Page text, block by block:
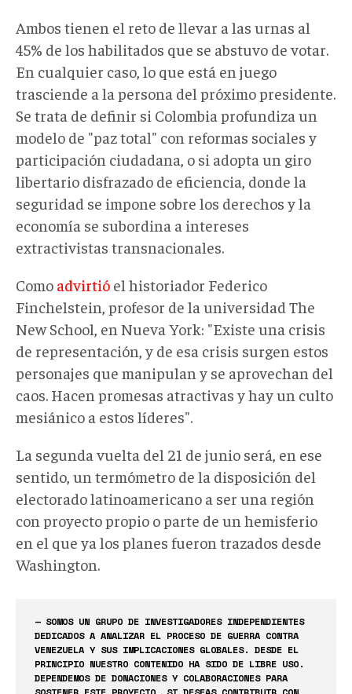
Ambos tienen el reto de llevar a las urnas al
45% de los habilitados que se abstuvo de votar.
En cualquier caso, lo que está en juego
trasciende a la persona del próximo presidente.
Se trata de definir si Colombia profundiza un
modelo de "paz total" con reformas sociales y
participación ciudadana, o si adopta un giro
libertario disfrazado de eficiencia, donde la
seguridad se impone sobre los derechos y la
economía se subordina a intereses
extractivistas transnacionales.
Como advirtió el historiador Federico
Finchelstein, profesor de la universidad The
New School, en Nueva York: "Existe una crisis
de representación, y de esa crisis surgen estos
personajes que manipulan y se aprovechan del
caos. Hacen promesas atractivas y hay un culto
mesiánico a estos líderes".
La segunda vuelta del 21 de junio será, en ese
sentido, un termómetro de la disposición del
electorado latinoamericano a ser una región
con proyecto propio o parte de un hemisferio
en el que ya los planes fueron trazados desde
Washington.
— SOMOS UN GRUPO DE INVESTIGADORES INDEPENDIENTES
DEDICADOS A ANALIZAR EL PROCESO DE GUERRA CONTRA
VENEZUELA Y SUS IMPLICACIONES GLOBALES. DESDE EL
PRINCIPIO NUESTRO CONTENIDO HA SIDO DE LIBRE USO.
DEPENDEMOS DE DONACIONES Y COLABORACIONES PARA